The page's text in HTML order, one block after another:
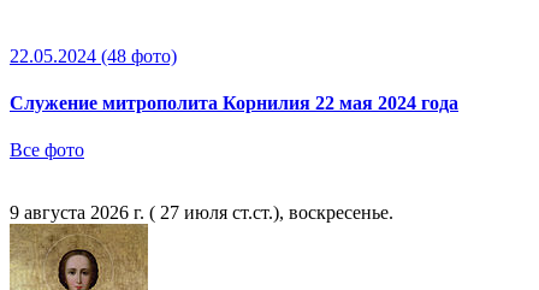
22.05.2024 (48 фото)
Служение митрополита Корнилия 22 мая 2024 года
Все фото
9 августа 2026 г. ( 27 июля ст.ст.), воскресенье.